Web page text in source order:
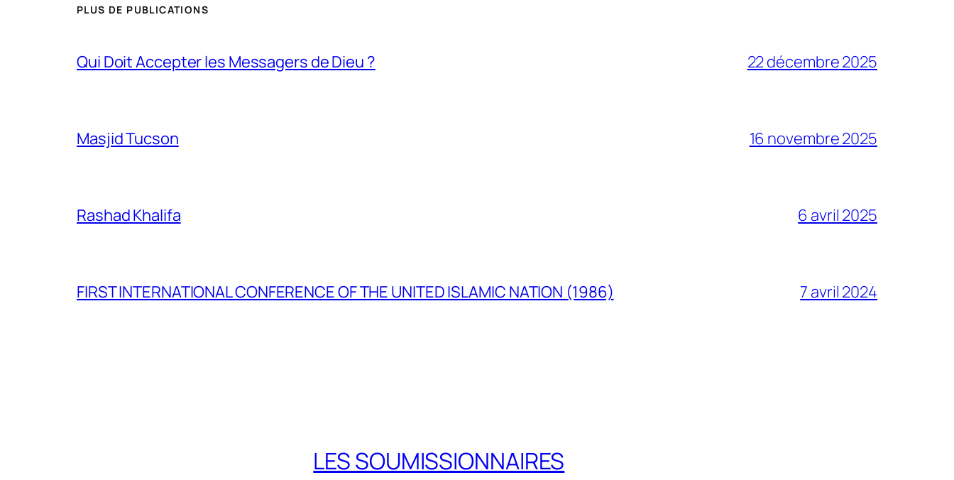
PLUS DE PUBLICATIONS
Qui Doit Accepter les Messagers de Dieu ? 22 décembre 2025
Masjid Tucson 16 novembre 2025
Rashad Khalifa 6 avril 2025
FIRST INTERNATIONAL CONFERENCE OF THE UNITED ISLAMIC NATION (1986) 7 avril 2024
LES SOUMISSIONNAIRES